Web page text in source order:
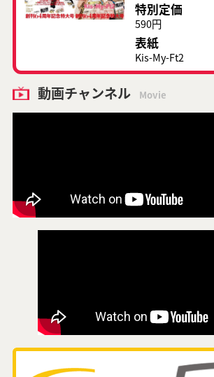
特別定価
590円
表紙
Kis-My-Ft2
動画チャンネル Movie